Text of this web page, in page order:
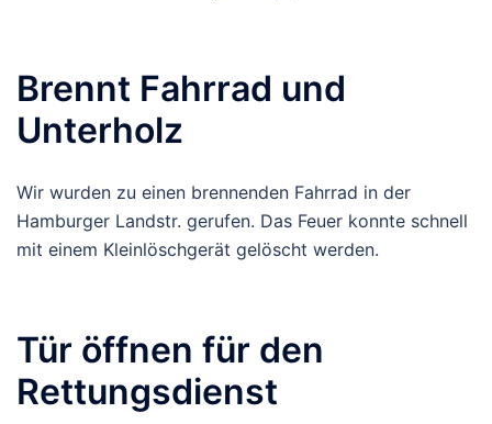
Brennt Fahrrad und
Unterholz
Wir wurden zu einen brennenden Fahrrad in der
Hamburger Landstr. gerufen. Das Feuer konnte schnell
mit einem Kleinlöschgerät gelöscht werden.
Tür öffnen für den
Rettungsdienst